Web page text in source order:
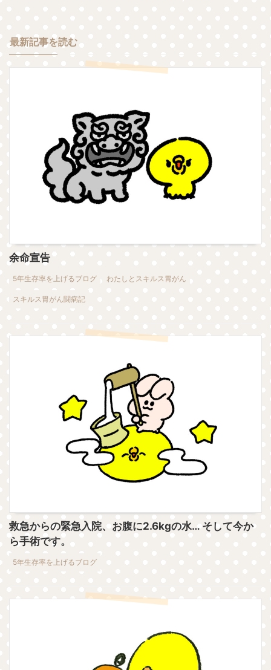
最新記事を読む
余命宣告
5年生存率を上げるブログ わたしとスキルス胃がん
スキルス胃がん闘病記
救急からの緊急入院、お腹に2.6kgの水… そして今か
ら手術です。
5年生存率を上げるブログ